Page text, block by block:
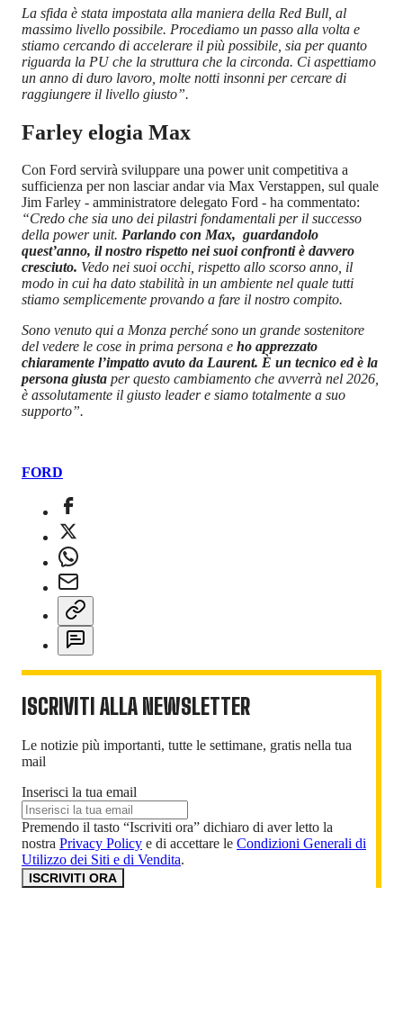
La sfida è stata impostata alla maniera della Red Bull, al
massimo livello possibile. Procediamo un passo alla volta e
stiamo cercando di accelerare il più possibile, sia per quanto
riguarda la PU che la struttura che la circonda. Ci aspettiamo
un anno di duro lavoro, molte notti insonni per cercare di
raggiungere il livello giusto”.
Farley elogia Max
Con Ford servirà sviluppare una power unit competitiva a
sufficienza per non lasciar andar via Max Verstappen, sul quale
Jim Farley - amministratore delegato Ford - ha commentato:
“Credo che sia uno dei pilastri fondamentali per il successo
della power unit. Parlando con Max, guardandolo
quest’anno, il nostro rispetto nei suoi confronti è davvero
cresciuto. Vedo nei suoi occhi, rispetto allo scorso anno, il
modo in cui ha dato stabilità in un ambiente nel quale tutti
stiamo semplicemente provando a fare il nostro compito.
Sono venuto qui a Monza perché sono un grande sostenitore
del vedere le cose in prima persona e ho apprezzato
chiaramente l’impatto avuto da Laurent. È un tecnico ed è la
persona giusta per questo cambiamento che avverrà nel 2026,
è assolutamente il giusto leader e siamo totalmente a suo
supporto”.
FORD
ISCRIVITI ALLA NEWSLETTER
Le notizie più importanti, tutte le settimane, gratis nella tua
mail
Inserisci la tua email
Premendo il tasto “Iscriviti ora” dichiaro di aver letto la
nostra Privacy Policy e di accettare le Condizioni Generali di
Utilizzo dei Siti e di Vendita.
ISCRIVITI ORA